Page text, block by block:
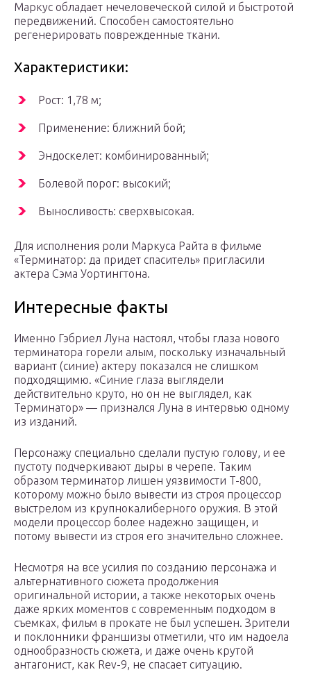
Маркус обладает нечеловеческой силой и быстротой
передвижений. Способен самостоятельно
регенерировать поврежденные ткани.
Характеристики:
Рост: 1,78 м;
Применение: ближний бой;
Эндоскелет: комбинированный;
Болевой порог: высокий;
Выносливость: сверхвысокая.
Для исполнения роли Маркуса Райта в фильме
«Терминатор: да придет спаситель» пригласили
актера Сэма Уортингтона.
Интересные факты
Именно Гэбриел Луна настоял, чтобы глаза нового
терминатора горели алым, поскольку изначальный
вариант (синие) актеру показался не слишком
подходящимю. «Синие глаза выглядели
действительно круто, но он не выглядел, как
Терминатор» — признался Луна в интервью одному
из изданий.
Персонажу специально сделали пустую голову, и ее
пустоту подчеркивают дыры в черепе. Таким
образом терминатор лишен уязвимости T-800,
которому можно было вывести из строя процессор
выстрелом из крупнокалиберного оружия. В этой
модели процессор более надежно защищен, и
потому вывести из строя его значительно сложнее.
Несмотря на все усилия по созданию персонажа и
альтернативного сюжета продолжения
оригинальной истории, а также некоторых очень
даже ярких моментов с современным подходом в
съемках, фильм в прокате не был успешен. Зрители
и поклонники франшизы отметили, что им надоела
однообразность сюжета, и даже очень крутой
антагонист, как Rev-9, не спасает ситуацию.